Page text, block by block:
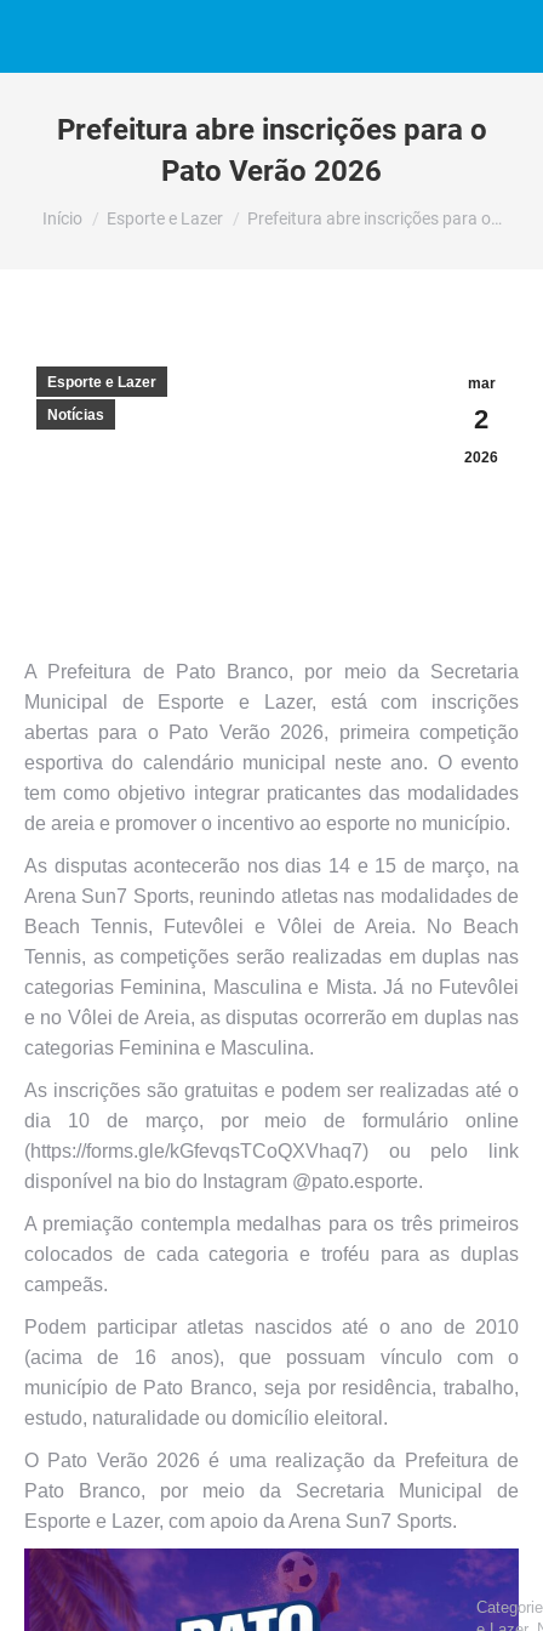
Prefeitura abre inscrições para o
Pato Verão 2026
Você está aqui:
Início Esporte e Lazer Prefeitura abre inscrições para o…
mar
2
2026
Esporte e Lazer
Notícias
A Prefeitura de Pato Branco, por meio da Secretaria
Municipal de Esporte e Lazer, está com inscrições
abertas para o Pato Verão 2026, primeira competição
esportiva do calendário municipal neste ano. O evento
tem como objetivo integrar praticantes das modalidades
de areia e promover o incentivo ao esporte no município.
As disputas acontecerão nos dias 14 e 15 de março, na
Arena Sun7 Sports, reunindo atletas nas modalidades de
Beach Tennis, Futevôlei e Vôlei de Areia. No Beach
Tennis, as competições serão realizadas em duplas nas
categorias Feminina, Masculina e Mista. Já no Futevôlei
e no Vôlei de Areia, as disputas ocorrerão em duplas nas
categorias Feminina e Masculina.
As inscrições são gratuitas e podem ser realizadas até o
dia 10 de março, por meio de formulário online
(https://forms.gle/kGfevqsTCoQXVhaq7) ou pelo link
disponível na bio do Instagram @pato.esporte.
A premiação contempla medalhas para os três primeiros
colocados de cada categoria e troféu para as duplas
campeãs.
Podem participar atletas nascidos até o ano de 2010
(acima de 16 anos), que possuam vínculo com o
município de Pato Branco, seja por residência, trabalho,
estudo, naturalidade ou domicílio eleitoral.
O Pato Verão 2026 é uma realização da Prefeitura de
Pato Branco, por meio da Secretaria Municipal de
Esporte e Lazer, com apoio da Arena Sun7 Sports.